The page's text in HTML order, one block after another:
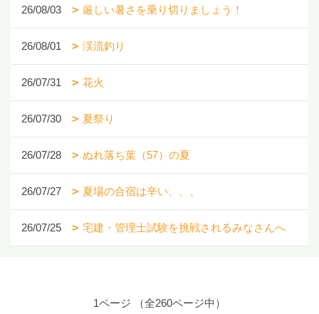
26/08/03 厳しい暑さを乗り切りましょう！
26/08/01 渓流釣り
26/07/31 花火
26/07/30 夏祭り
26/07/28 ぬれ落ち葉（57）の夏
26/07/27 夏場の合宿は辛い、、、
26/07/25 宅建・管理士試験を挑戦されるみなさんへ
1ページ （全260ページ中）